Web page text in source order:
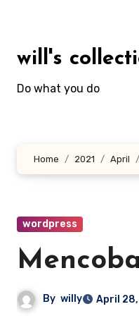
content
will's
Do what you do
Home 2021 April
wordpress
By willy April 28,